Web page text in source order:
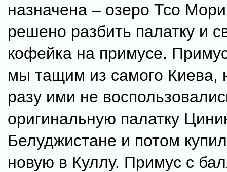
назначена – озеро Тсо
решено разбить палатку и
кофейка на примусе.
мы тащим из самого Киева,
разу ими не
оригинальную палатку
Белуджистане и потом
новую в Куллу. Примус с